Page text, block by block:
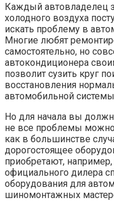
Каждый автовладелец
холодного воздуха
искать проблему в
Многие любят
самостоятельно, но
автокондиционера
позволит сузить круг
восстановления
автомобильной
Но для начала вы
не все проблемы можно
как в большинстве
дорогостоящее
приобретают, например,
официального дилера
оборудования для
шиномонтажных